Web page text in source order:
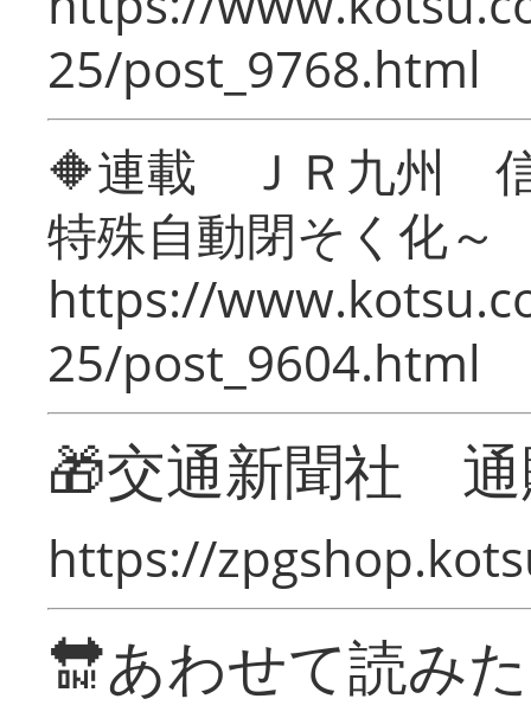
25/post_9768.html
🔶連載 ＪＲ九州 信
特殊自動閉そく化～
https://
25/post_9604.html
🎁交通新聞社
https://
🔛あわせて読み